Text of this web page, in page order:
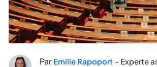
Par Emilie Rapoport - Experte